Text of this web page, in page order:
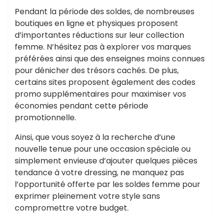
Pendant la période des soldes, de nombreuses
boutiques en ligne et physiques proposent
d’importantes réductions sur leur collection
femme. N’hésitez pas à explorer vos marques
préférées ainsi que des enseignes moins connues
pour dénicher des trésors cachés. De plus,
certains sites proposent également des codes
promo supplémentaires pour maximiser vos
économies pendant cette période
promotionnelle.
Ainsi, que vous soyez à la recherche d’une
nouvelle tenue pour une occasion spéciale ou
simplement envieuse d’ajouter quelques pièces
tendance à votre dressing, ne manquez pas
l’opportunité offerte par les soldes femme pour
exprimer pleinement votre style sans
compromettre votre budget.